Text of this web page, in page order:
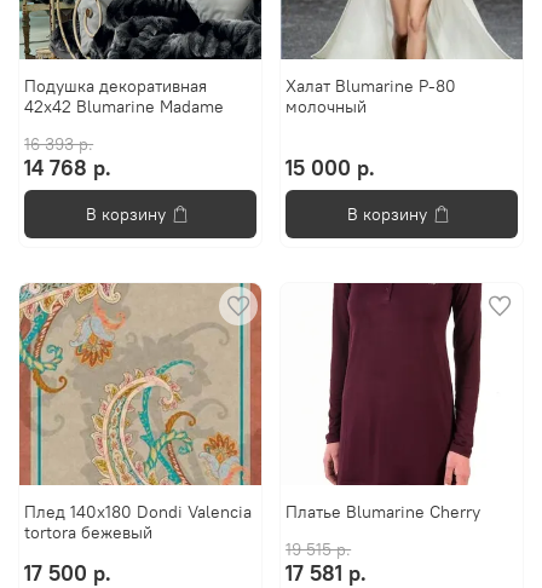
Подушка декоративная
42х42 Blumarine Madame
16 393 р.
14 768 р.
В корзину
Халат Blumarine Р-80
молочный
15 000 р.
В корзину
Плед 140х180 Dondi Valencia
tortora бежевый
17 500 р.
Платье Blumarine Cherry
19 515 р.
17 581 р.